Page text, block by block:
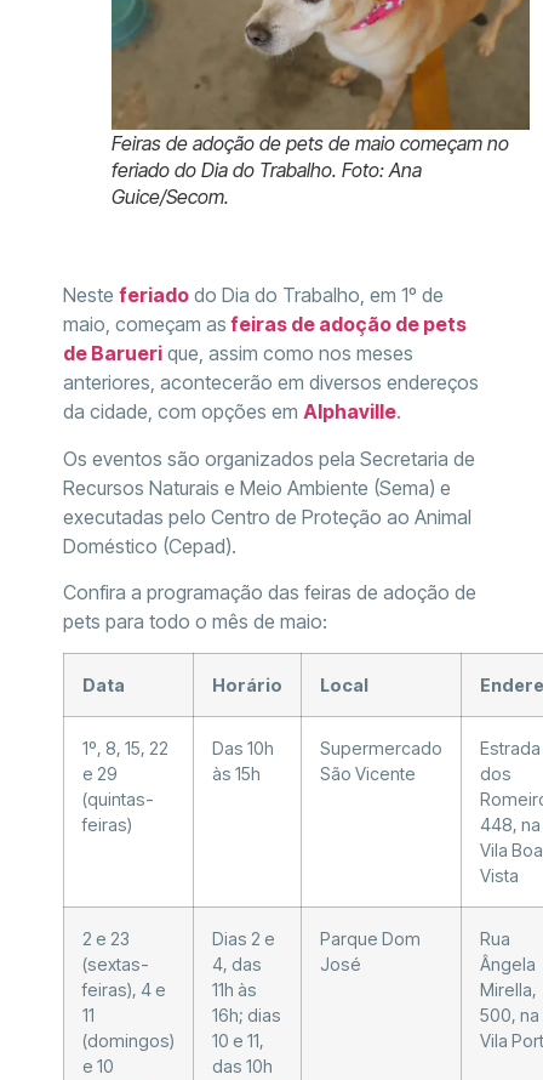
Feiras de adoção de pets de maio começam no
feriado do Dia do Trabalho. Foto: Ana
Guice/Secom.
Neste feriado do Dia do Trabalho, em 1º de
maio, começam as feiras de adoção de pets
de Baruerique, assim como nos meses
anteriores, acontecerão em diversos endereços
da cidade, com opções em Alphaville.
Os eventos são organizados pela Secretaria de
Recursos Naturais e Meio Ambiente (Sema) e
executadas pelo Centro de Proteção ao Animal
Doméstico (Cepad).
Confira a programação das feiras de adoção de
pets para todo o mês de maio:
Data Horário Local
1º, 8, 15, 22
e 29
(quintas-
feiras)
Das 10h
às 15h
Supermercado
São Vicente
Estrada
dos
448, na
Vila Boa
Vista
2 e 23
(sextas-
feiras), 4 e
11
(domingos)
e 10
Dias 2 e
4, das
11h às
16h; dias
10 e 11,
das 10h
Parque Dom
José
Rua
Ângela
Mirella,
500, na
Vila